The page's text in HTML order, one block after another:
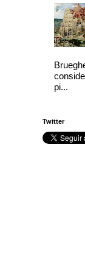
pi...
Twitter